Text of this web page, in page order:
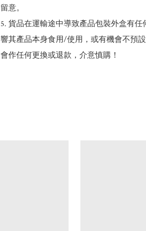
留意。
5. 貨品在運輸途中導致產品包裝外盒有
響其產品本身食用/使用，或有機會不預
會作任何更換或退款，介意慎購！